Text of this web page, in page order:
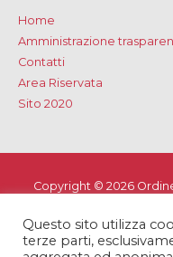
Home
Amministrazione
Contatti
Area Riservata
Sito 2020
Copyright © 2026
Privacy e Cookie
Questo sito utilizza
terze parti,